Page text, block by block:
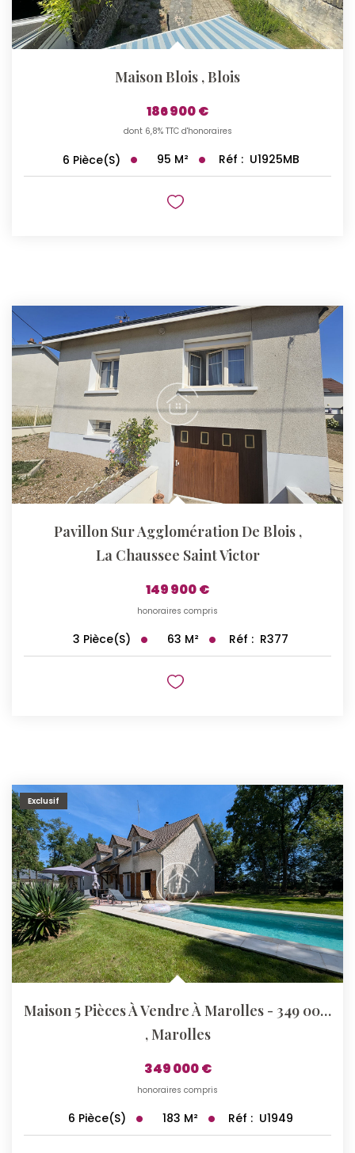
Maison Blois ,Blois
186 900 €
dont 6,8% TTC d'honoraires
6 Pièce(s) 95 M² Réf : U1925MB
Pavillon Sur Agglomération De Blois ,
La Chaussee Saint Victor
149 900 €
honoraires compris
3 Pièce(s) 63 M² Réf : R377
Exclusif
Maison 5 Pièces À Vendre À Marolles - 349 000 €
, Marolles
349 000 €
honoraires compris
6 Pièce(s) 183 M² Réf : U1949